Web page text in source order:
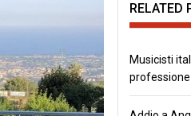
RELATED
Musicisti